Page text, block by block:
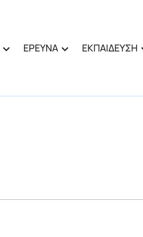
ΕΡΕΥΝΑ ΕΚΠΑΙΔΕΥΣΗ